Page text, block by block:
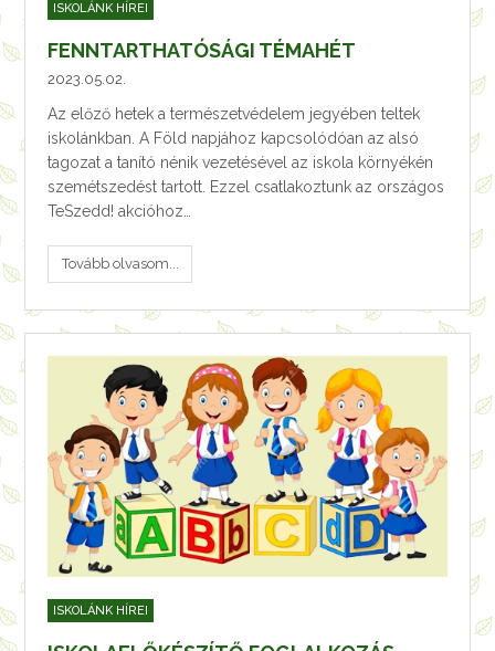
ISKOLÁNK HÍREI
FENNTARTHATÓSÁGI TÉMAHÉT
2023.05.02.
Az előző hetek a természetvédelem jegyében teltek
iskolánkban. A Föld napjához kapcsolódóan az alsó
tagozat a tanító nénik vezetésével az iskola környékén
szemétszedést tartott. Ezzel csatlakoztunk az országos
TeSzedd! akcióhoz…
Tovább olvasom...
ISKOLÁNK HÍREI